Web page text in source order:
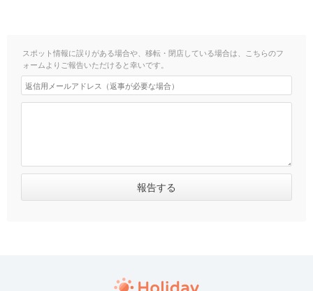
スポット情報に誤りがある場合や、移転・閉店している場合は、こちらのフ
ォームよりご報告いただけると幸いです。